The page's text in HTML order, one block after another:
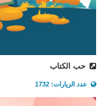
حب الكتاب
عدد الزيارات: 1732